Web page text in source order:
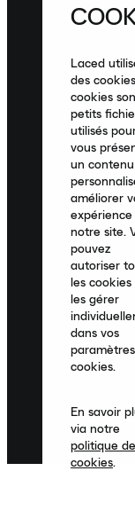
Laced
des
cookies
petits
utilisés
vous
un contenu
améliorer
expérience
notre site.
pouvez
autoriser
les cookies
les gérer
dans vos
cookies.
En savoir
via notre
politique de
cookies.